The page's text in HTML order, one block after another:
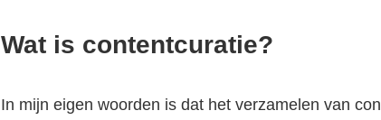
Wat is contentcuratie?
In mijn eigen woorden is dat het verzamelen van